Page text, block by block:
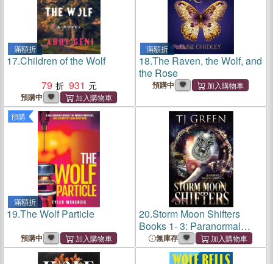
滿額折
17.Children of the Wolf
79
931
預購中
滿額折
18.The Raven, the Wolf, and
the Rose
預購中
預購
滿額折
19.The Wolf Particle
預購中
20.Storm Moon Shifters
Books 1- 3: Paranormal
Wolf-Shifter Mysteries
無庫存